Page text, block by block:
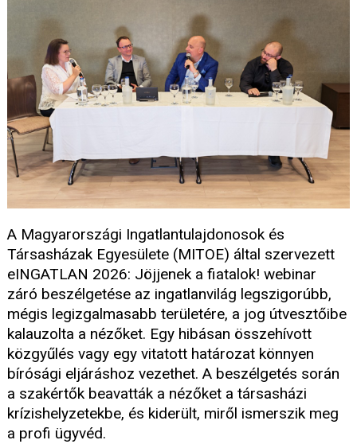
A Magyarországi Ingatlantulajdonosok és
Társasházak Egyesülete (MITOE) által szervezett
eINGATLAN 2026: Jöjjenek a fiatalok! webinar
záró beszélgetése az ingatlanvilág legszigorúbb,
mégis legizgalmasabb területére, a jog útvesztőibe
kalauzolta a nézőket. Egy hibásan összehívott
közgyűlés vagy egy vitatott határozat könnyen
bírósági eljáráshoz vezethet. A beszélgetés során
a szakértők beavatták a nézőket a társasházi
krízishelyzetekbe, és kiderült, miről ismerszik meg
a profi ügyvéd.